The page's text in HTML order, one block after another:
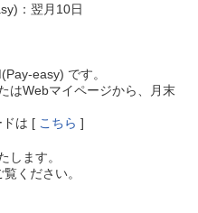
：翌月10日
easy) です。
はWebマイページから、月末
は [ こちら ]
します。
ください。